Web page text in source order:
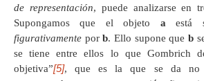
de representación, puede analizarse en
Supongamos que el objeto a está
figurativamente porb. Ello supone queb
se tiene entre ellos lo que Gombrich
objetiva”[5], que es la que se da no